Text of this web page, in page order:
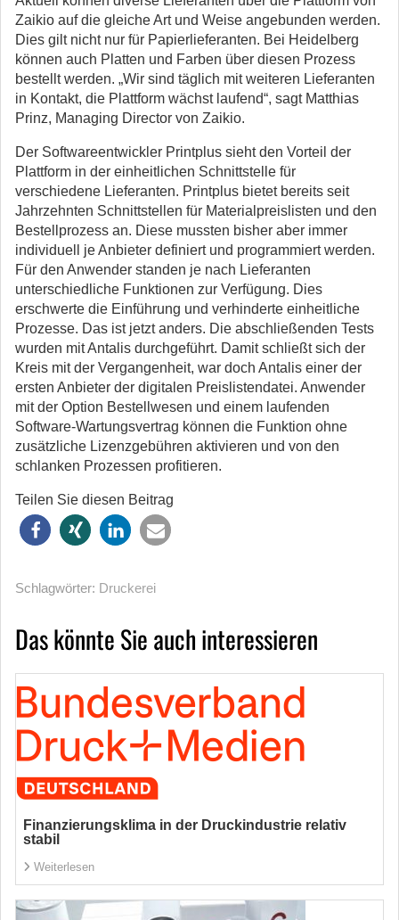
Zaikio auf die gleiche Art und Weise angebunden werden.
Dies gilt nicht nur für Papierlieferanten. Bei Heidelberg
können auch Platten und Farben über diesen Prozess
bestellt werden. „Wir sind täglich mit weiteren Lieferanten
in Kontakt, die Plattform wächst laufend“, sagt Matthias
Prinz, Managing Director von Zaikio.
Der Softwareentwickler Printplus sieht den Vorteil der
Plattform in der einheitlichen Schnittstelle für
verschiedene Lieferanten. Printplus bietet bereits seit
Jahrzehnten Schnittstellen für Materialpreislisten und den
Bestellprozess an. Diese mussten bisher aber immer
individuell je Anbieter definiert und programmiert werden.
Für den Anwender standen je nach Lieferanten
unterschiedliche Funktionen zur Verfügung. Dies
erschwerte die Einführung und verhinderte einheitliche
Prozesse. Das ist jetzt anders. Die abschließenden Tests
wurden mit Antalis durchgeführt. Damit schließt sich der
Kreis mit der Vergangenheit, war doch Antalis einer der
ersten Anbieter der digitalen Preislistendatei. Anwender
mit der Option Bestellwesen und einem laufenden
Software-Wartungsvertrag können die Funktion ohne
zusätzliche Lizenzgebühren aktivieren und von den
schlanken Prozessen profitieren.
Teilen Sie diesen Beitrag
Schlagwörter: Druckerei
Das könnte Sie auch interessieren
Finanzierungsklima in der Druckindustrie relativ
stabil
Weiterlesen